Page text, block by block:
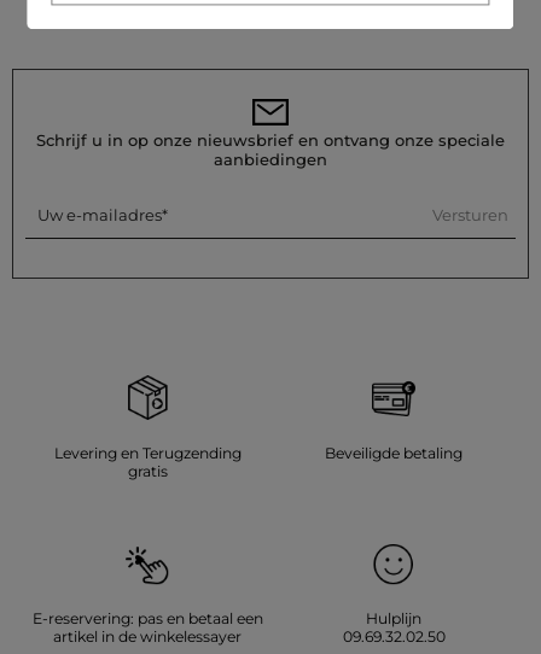
Was de jurk op 30°C in een delicate wascyclus om de vezels
van de stof te behouden. Strijken wordt aanbevolen: doe dit
op een gemiddelde temperatuur, niet hoger dan 150°C.
Referentie: 32536311072331159 261-RSAMYA
Categorie :Korte jurken vrouw
Kleur :Korte jurken vrouw ecru
Schrijf u in op onze nieuwsbrief en ontvang onze speciale
aanbiedingen
Uw e-mailadres Versturen
Levering en Terugzending
gratis
Beveiligde betaling
E-reservering: pas en betaal een
artikel in de winkelessayer
Hulplijn
09.69.32.02.50